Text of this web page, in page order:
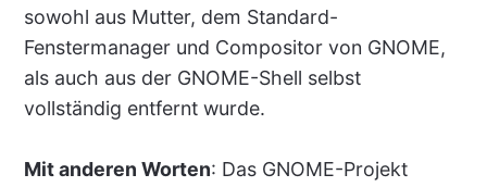
sowohl aus Mutter, dem Standard-
Fenstermanager und Compositor von GNOME,
als auch aus der GNOME-Shell selbst
vollständig entfernt wurde.
Mit anderen Worten: Das GNOME-Projekt